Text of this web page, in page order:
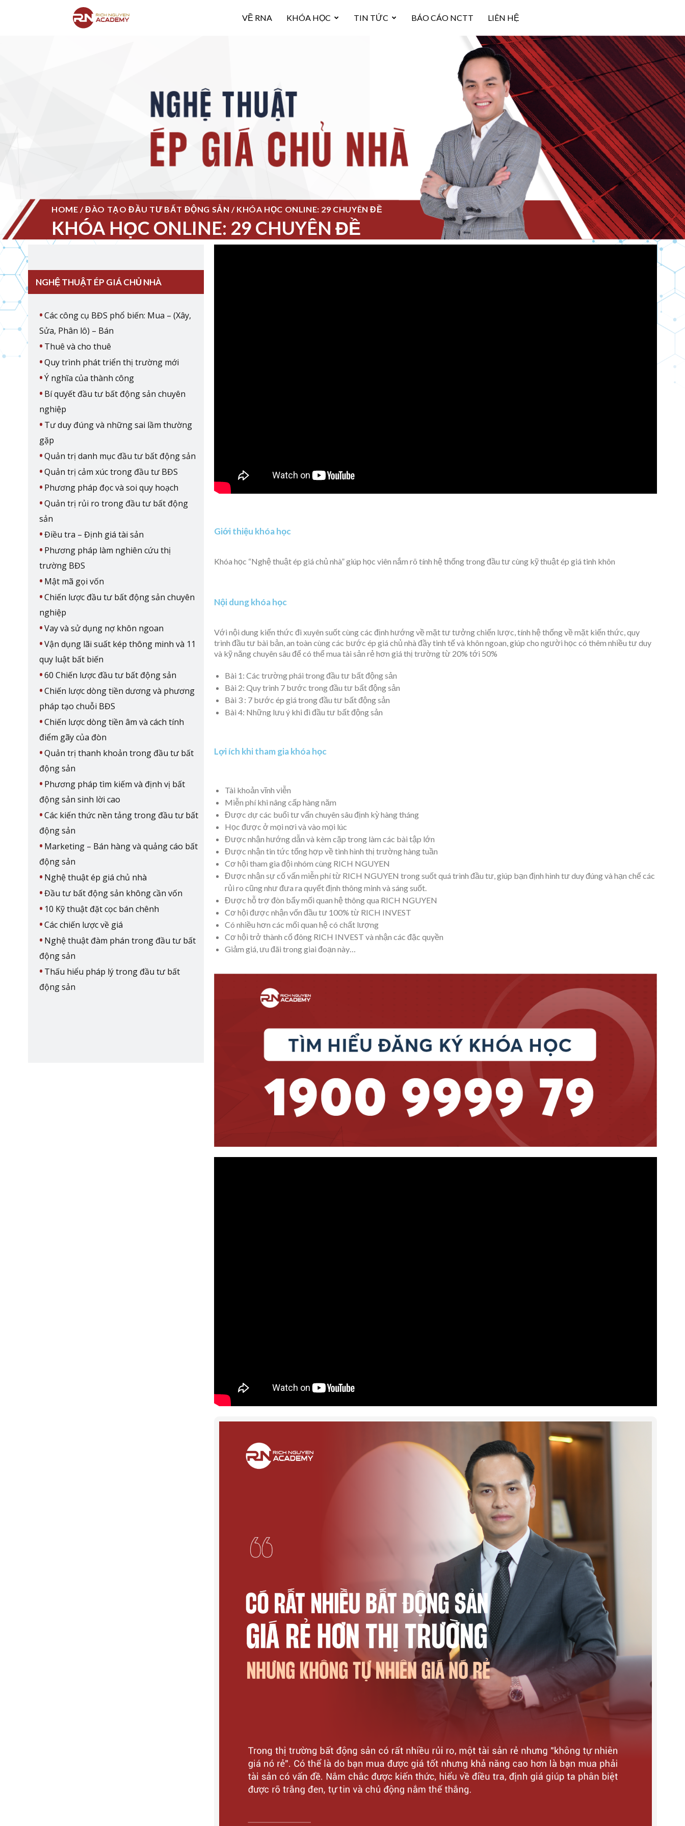
VỀ RNA KHÓA HỌC TIN TỨC BÁO CÁO NCTT LIÊN HỆ
HOME / ĐÀO TẠO ĐẦU TƯ BẤT ĐỘNG SẢN / KHÓA HỌC ONLINE: 29 CHUYÊN ĐỀ
KHÓA HỌC ONLINE: 29 CHUYÊN ĐỀ
NGHỆ THUẬT ÉP GIÁ CHỦ NHÀ
Các công cụ BĐS phổ biến: Mua – (Xây,
Sửa, Phân lô) – Bán
Thuê và cho thuê
Quy trình phát triển thị trường mới
Ý nghĩa của thành công
Bí quyết đầu tư bất động sản chuyên
nghiệp
Tư duy đúng và những sai lầm thường
gặp
Quản trị danh mục đầu tư bất động sản
Quản trị cảm xúc trong đầu tư BĐS
Phương pháp đọc và soi quy hoạch
Quản trị rủi ro trong đầu tư bất động
sản
Điều tra – Định giá tài sản
Phương pháp làm nghiên cứu thị
trường BĐS
Mật mã gọi vốn
Chiến lược đầu tư bất động sản chuyên
nghiệp
Vay và sử dụng nợ khôn ngoan
Vận dụng lãi suất kép thông minh và 11
quy luật bất biến
60 Chiến lược đầu tư bất động sản
Chiến lược dòng tiền dương và phương
pháp tạo chuỗi BĐS
Chiến lược dòng tiền âm và cách tính
điểm gãy của đòn
Quản trị thanh khoản trong đầu tư bất
động sản
Phương pháp tìm kiếm và định vị bất
động sản sinh lời cao
Các kiến thức nền tảng trong đầu tư bất
động sản
Marketing – Bán hàng và quảng cáo bất
động sản
Nghệ thuật ép giá chủ nhà
Đầu tư bất động sản không cần vốn
10 Kỹ thuật đặt cọc bán chênh
Các chiến lược về giá
Nghệ thuật đàm phán trong đầu tư bất
động sản
Thấu hiểu pháp lý trong đầu tư bất
động sản
Giới thiệu khóa học
Khóa học “Nghệ thuật ép giá chủ nhà” giúp học viên nắm rõ tính hệ thống trong đầu tư cùng kỹ thuật ép giá tinh khôn
Nội dung khóa học
Với nội dung kiến thức đi xuyên suốt cùng các định hướng về mặt tư tưởng chiến lược, tính hệ thống về mặt kiến thức, quy
trình đầu tư bài bản, an toàn cùng các bước ép giá chủ nhà đầy tinh tế và khôn ngoan, giúp cho người học có thêm nhiều tư duy
và kỹ năng chuyên sâu để có thể mua tài sản rẻ hơn giá thị trường từ 20% tới 50%
Bài 1: Các trường phái trong đầu tư bất động sản
Bài 2: Quy trình 7 bước trong đầu tư bất động sản
Bài 3 : 7 bước ép giá trong đầu tư bất động sản
Bài 4: Những lưu ý khi đi đầu tư bất động sản
Lợi ích khi tham gia khóa học
Tài khoản vĩnh viễn
Miễn phí khi nâng cấp hàng năm
Được dự các buổi tư vấn chuyên sâu định kỳ hàng tháng
Học được ở mọi nơi và vào mọi lúc
Được nhận hướng dẫn và kèm cặp trong làm các bài tập lớn
Được nhận tin tức tổng hợp về tình hình thị trường hàng tuần
Cơ hội tham gia đội nhóm cùng RICH NGUYEN
Được nhận sự cố vấn miễn phí từ RICH NGUYEN trong suốt quá trình đầu tư, giúp bạn định hình tư duy đúng và hạn chế các
rủi ro cũng như đưa ra quyết định thông minh và sáng suốt.
Được hỗ trợ đòn bẩy mối quan hệ thông qua RICH NGUYEN
Cơ hội được nhận vốn đầu tư 100% từ RICH INVEST
Có nhiều hơn các mối quan hệ có chất lượng
Cơ hội trở thành cổ đông RICH INVEST và nhận các đặc quyền
Giảm giá, ưu đãi trong giai đoạn này…